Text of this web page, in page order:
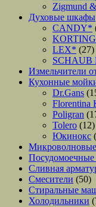
Zigmund
Духовые шкафы
CANDY*
LEX* (27)
SCHAUB
Измельчители
Кухонные
Dr.Gans
Florentina
Poligran
Tolero (12)
Юкинокс
Сливная
Смесители (50)
Стиральные
Холодильники